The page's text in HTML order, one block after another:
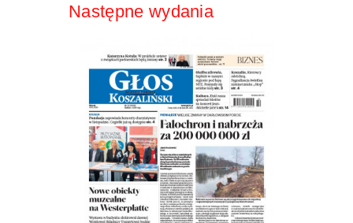
Następne wydania